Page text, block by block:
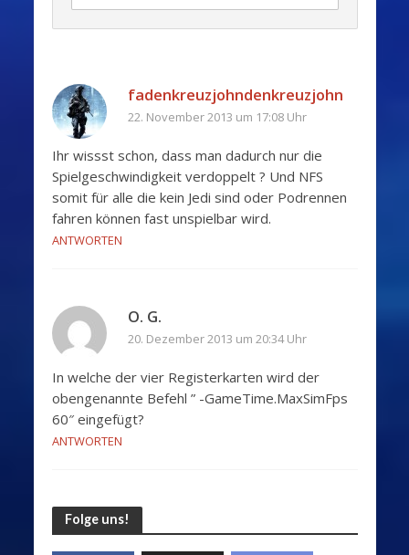
fadenkreuzjohndenkreuzjohn
22. November 2013 um 17:08 Uhr
Ihr wissst schon, dass man dadurch nur die
Spielgeschwindigkeit verdoppelt ? Und NFS
somit für alle die kein Jedi sind oder Podrennen
fahren können fast unspielbar wird.
ANTWORTEN
O. G.
20. Dezember 2013 um 20:34 Uhr
In welche der vier Registerkarten wird der
obengenannte Befehl ” -GameTime.MaxSimFps
60″ eingefügt?
ANTWORTEN
Folge uns!